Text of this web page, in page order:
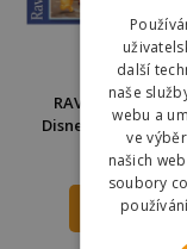
RAVENSBURGER
Disney karneval
289 Kč 359
DO
další
naše
webu a
ve
našich
soubory